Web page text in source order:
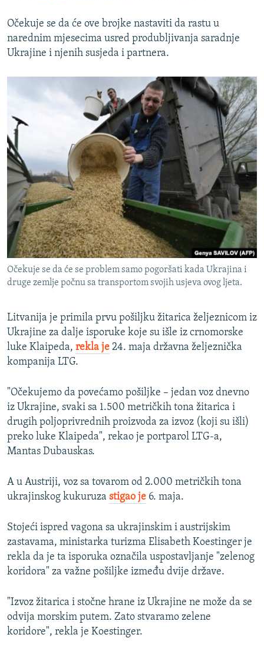
Očekuje se da će ove brojke nastaviti da rastu u
narednim mjesecima usred produbljivanja saradnje
Ukrajine i njenih susjeda i partnera.
Očekuje se da će se problem samo pogoršati kada Ukrajina i
druge zemlje počnu sa transportom svojih usjeva ovog ljeta.
Litvanija je primila prvu pošiljku žitarica željeznicom iz
Ukrajine za dalje isporuke koje su išle iz crnomorske
luke Klaipeda, rekla je 24. maja državna željeznička
kompanija LTG.
"Očekujemo da povećamo pošiljke – jedan voz dnevno
iz Ukrajine, svaki sa 1.500 metričkih tona žitarica i
drugih poljoprivrednih proizvoda za izvoz (koji su išli)
preko luke Klaipeda", rekao je portparol LTG-a,
Mantas Dubauskas.
A u Austriji, voz sa tovarom od 2.000 metričkih tona
ukrajinskog kukuruza stigao je 6. maja.
Stojeći ispred vagona sa ukrajinskim i austrijskim
zastavama, ministarka turizma Elisabeth Koestinger je
rekla da je ta isporuka označila uspostavljanje "zelenog
koridora" za važne pošiljke između dvije države.
"Izvoz žitarica i stočne hrane iz Ukrajine ne može da se
odvija morskim putem. Zato stvaramo zelene
koridore", rekla je Koestinger.